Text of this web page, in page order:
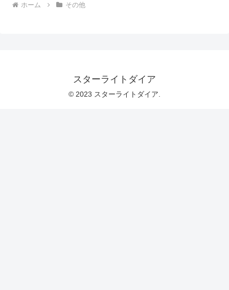
ホーム その他
スターライトダイア
© 2023 スターライトダイア.